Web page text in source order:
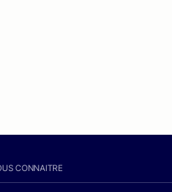
CONNAITRE